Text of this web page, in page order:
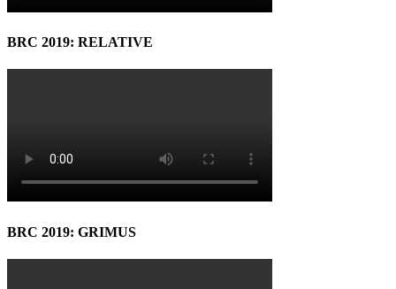
BRC 2019: RELATIVE
BRC 2019: GRIMUS